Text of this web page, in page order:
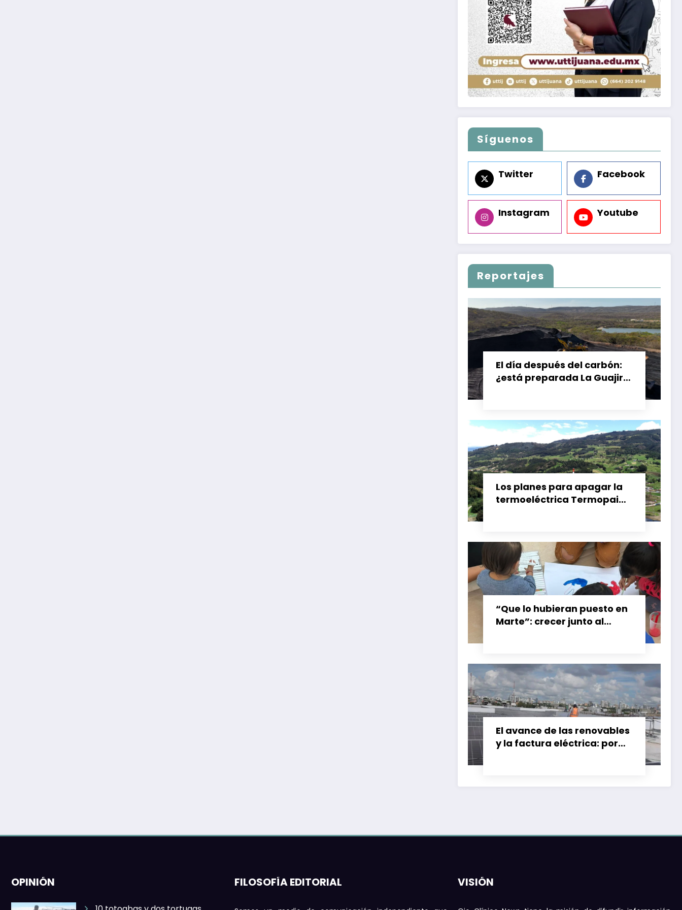
Síguenos
Twitter Facebook
Instagram Youtube
Reportajes
El día después del carbón:
¿está preparada La Guajira
Los planes para apagar la
termoeléctrica Termopaipa
“Que lo hubieran puesto en
Marte”: crecer junto al
El avance de las renovables
y la factura eléctrica: por
OPINIÓN FILOSOFÍA EDITORIAL VISIÓN